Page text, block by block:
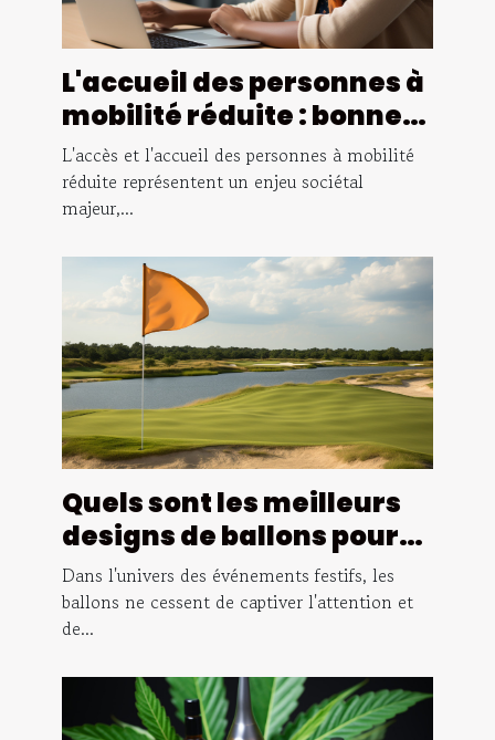
L'accueil des personnes à
mobilité réduite : bonnes
pratiques
L'accès et l'accueil des personnes à mobilité
réduite représentent un enjeu sociétal
majeur,...
Quels sont les meilleurs
designs de ballons pour
maximiser l'engagement
?
Dans l'univers des événements festifs, les
ballons ne cessent de captiver l'attention et
de...